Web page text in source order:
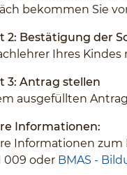
bekommen Sie
2: Bestätigung der
Ihres
3: Antrag stellen
ausgefüllten
Informationen:
Informationen zum
009 oder BMAS -